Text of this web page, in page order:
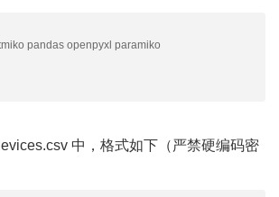
pandas openpyxl paramiko
中，格式如下（严禁硬编码密